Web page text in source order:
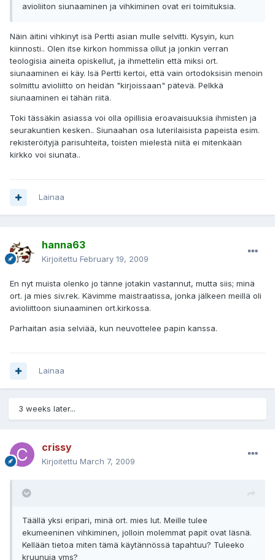
avioliiton siunaaminen ja vihkiminen ovat eri toimituksia.
Näin äitini vihkinyt isä Pertti asian mulle selvitti. Kysyin, kun
kiinnosti.. Olen itse kirkon hommissa ollut ja jonkin verran
teologisia aineita opiskellut, ja ihmettelin että miksi ort.
siunaaminen ei käy. Isä Pertti kertoi, että vain ortodoksisin menoin
solmittu avioliitto on heidän "kirjoissaan" pätevä. Pelkkä
siunaaminen ei tähän riitä.
Toki tässäkin asiassa voi olla opillisia eroavaisuuksia ihmisten ja
seurakuntien kesken.. Siunaahan osa luterilaisista papeista esim.
rekisteröityjä parisuhteita, toisten mielestä niitä ei mitenkään
kirkko voi siunata..
Lainaa
hanna63
Kirjoitettu February 19, 2009
En nyt muista olenko jo tänne jotakin vastannut, mutta siis; minä
ort. ja mies siv.rek. Kävimme maistraatissa, jonka jälkeen meillä oli
avioliittoon siunaaminen ort.kirkossa.
Parhaitan asia selviää, kun neuvottelee papin kanssa.
Lainaa
3 weeks later...
crissy
Kirjoitettu March 7, 2009
Täällä yksi eripari, minä ort. mies lut. Meille tulee
ekumeeninen vihkiminen, jolloin molemmat papit ovat läsnä.
Kellään tietoa miten tämä käytännössä tapahtuu? Tuleeko
kruunuja yms?